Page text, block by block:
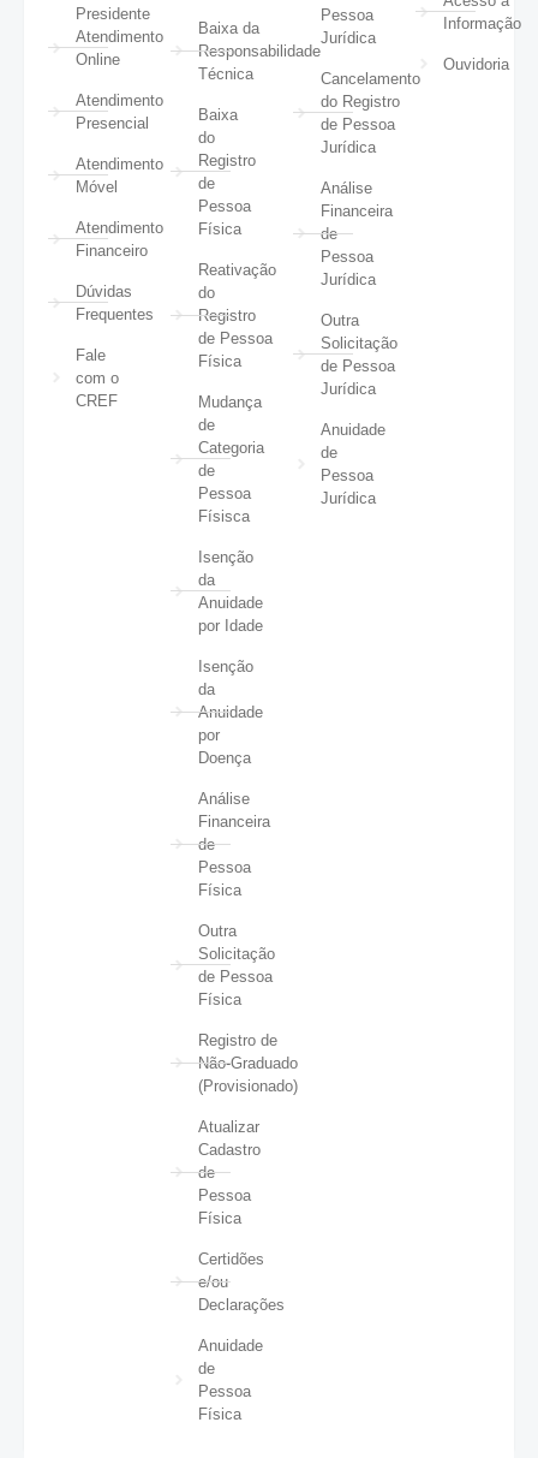
Presidente
Atendimento
Online
Atendimento
Presencial
Atendimento
Móvel
Atendimento
Financeiro
Dúvidas
Frequentes
Fale
com o
CREF
Baixa da
Responsabilidade
Técnica
Baixa
do
Registro
de
Pessoa
Física
Reativação
do
Registro
de Pessoa
Física
Mudança
de
Categoria
de
Pessoa
Físisca
Isenção
da
Anuidade
por Idade
Isenção
da
Anuidade
por
Doença
Análise
Financeira
de
Pessoa
Física
Outra
Solicitação
de Pessoa
Física
Registro de
Não-Graduado
(Provisionado)
Atualizar
Cadastro
de
Pessoa
Física
Certidões
e/ou
Declarações
Anuidade
de
Pessoa
Física
Pessoa
Jurídica
Cancelamento
do Registro
de Pessoa
Jurídica
Análise
Financeira
de
Pessoa
Jurídica
Outra
Solicitação
de Pessoa
Jurídica
Anuidade
de
Pessoa
Jurídica
Informação
Ouvidoria